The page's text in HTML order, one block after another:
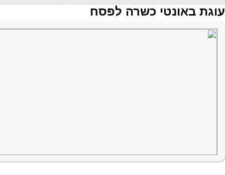
עוגת באונטי כשרה לפסח